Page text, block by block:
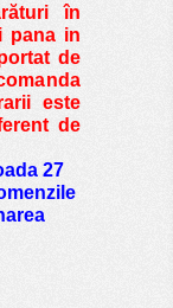
în
pana in
de
este
de
27